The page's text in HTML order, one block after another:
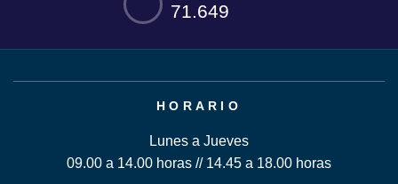
71.649
HORARIO
Lunes a Jueves
09.00 a 14.00 horas // 14.45 a 18.00 horas